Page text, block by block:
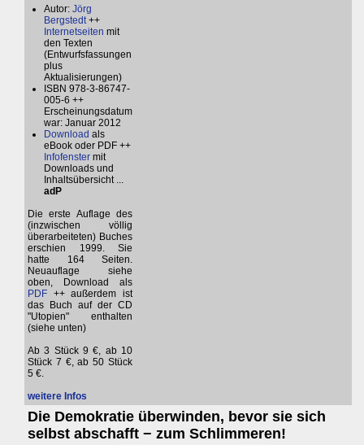
Autor: Jörg
Bergstedt++
Internetseiten mit
den Texten
(Entwurfsfassungen
plus
Aktualisierungen)
ISBN 978-3-86747-
005-6 ++
Erscheinungsdatum
war: Januar 2012
Download als
eBook oder PDF ++
Infofenster mit
Downloads und
Inhaltsübersicht ...
adP
Die erste Auflage des
(inzwischen völlig
überarbeiteten) Buches
erschien 1999. Sie
hatte 164 Seiten.
Neuauflage siehe
oben, Download als
PDF ++ außerdem ist
das Buch auf der CD
"Utopien" enthalten
(siehe unten)
Ab 3 Stück 9 €, ab 10
Stück 7 €, ab 50 Stück
5 €.
weitere Infos
Die Demokratie überwinden, bevor sie sich
selbst abschafft − zum Schlimmeren!